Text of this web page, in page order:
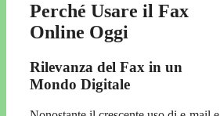
Perché Usare il Fax
Online Oggi
Rilevanza del Fax in un
Mondo Digitale